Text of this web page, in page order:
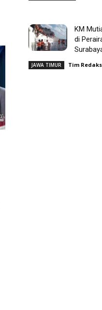
KM
di
JAWA TIMUR Tim